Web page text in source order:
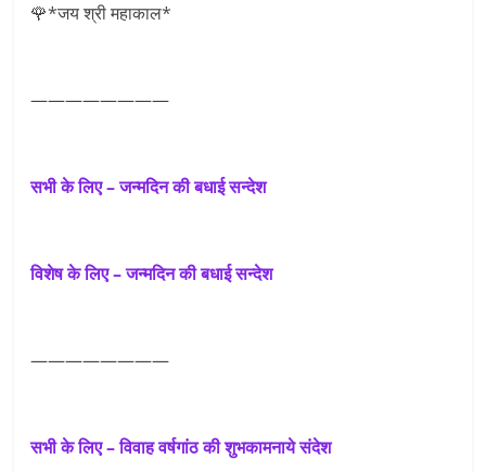
🌹*जय श्री महाकाल*
————————
सभी के लिए – जन्मदिन की बधाई सन्देश
विशेष के लिए – जन्मदिन की बधाई सन्देश
————————
सभी के लिए – विवाह वर्षगांठ की शुभकामनाये संदेश